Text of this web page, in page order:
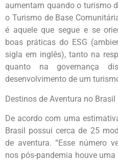
aumentam quando o turismo
o Turismo de Base
é aquele que segue e se
boas práticas do ESG
sigla em inglês), tanto na
quanto na governança
desenvolvimento de um
Destinos de Aventura no Brasil
De acordo com uma
Brasil possui cerca de 25
de aventura. “Esse número
nos pós-pandemia houve